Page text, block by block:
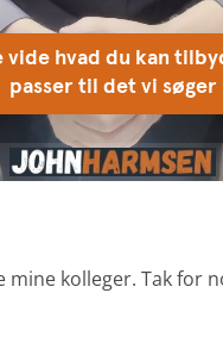
kolleger. Tak for